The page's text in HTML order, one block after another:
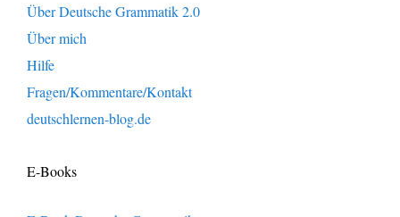
Über Deutsche Grammatik 2.0
Über mich
Hilfe
Fragen/Kommentare/Kontakt
deutschlernen-blog.de
E-Books